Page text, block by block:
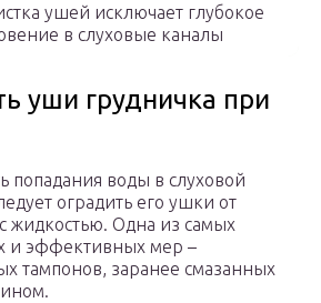
ушей исключает глубокое
в слуховые каналы
уши грудничка при
попадания воды в слуховой
оградить его ушки от
жидкостью. Одна из самых
и эффективных мер –
тампонов, заранее смазанных